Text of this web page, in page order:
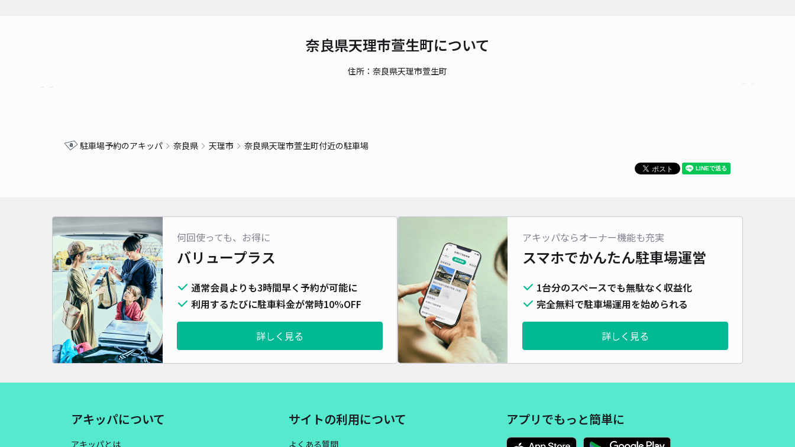
奈良県天理市萱生町について
住所：奈良県天理市萱生町
駐車場予約のアキッパ 奈良県 天理市 奈良県天理市萱生町付近の駐車場
何回使っても、お得に
バリュープラス
通常会員よりも3時間早く予約が可能に
利用するたびに駐車料金が常時10%OFF
詳しく見る
アキッパならオーナー機能も充実
スマホでかんたん駐車場運営
1台分のスペースでも無駄なく収益化
完全無料で駐車場運用を始められる
詳しく見る
アキッパについて
アキッパとは
サイトの利用について
よくある質問
アプリでもっと簡単に